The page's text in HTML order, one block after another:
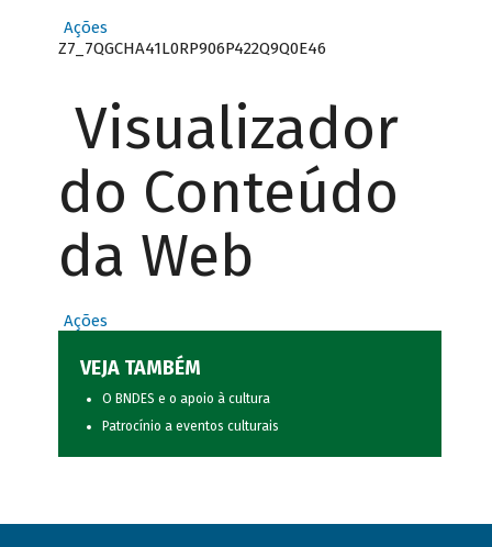
Ações
Z7_7QGCHA41L0RP906P422Q9Q0E46
Visualizador
do Conteúdo
da Web
Ações
VEJA TAMBÉM
O BNDES e o apoio à cultura
Patrocínio a eventos culturais